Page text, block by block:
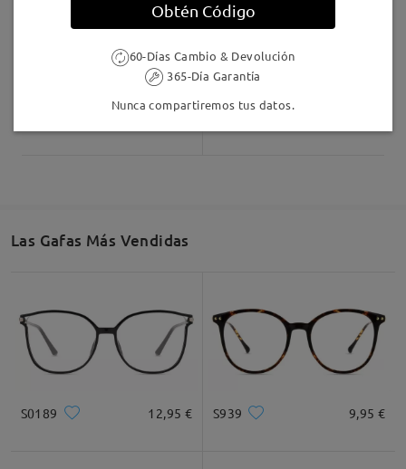
12,95 €
Las Gafas Más Vendidas
S0189 12,95 € S939 9,95 €
Obtén Código
60-Días Cambio & Devolución
365-Día Garantía
Nunca compartiremos tus datos.